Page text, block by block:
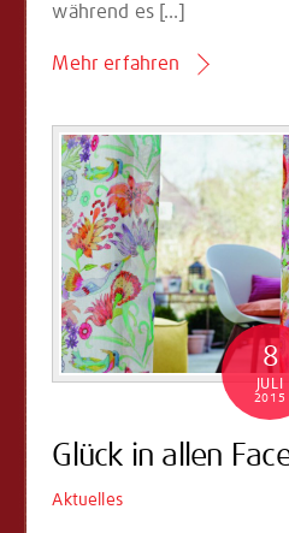
während es […]
Mehr erfahren
8
JULI
2015
Glück in allen
Aktuelles